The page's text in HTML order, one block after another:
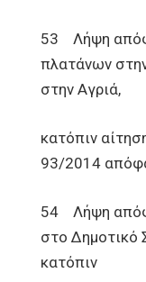
53 Λήψη
πλατάνων
στην Αγριά,
κατόπιν
93/2014
54 Λήψη
στο Δημοτικό
κατόπιν